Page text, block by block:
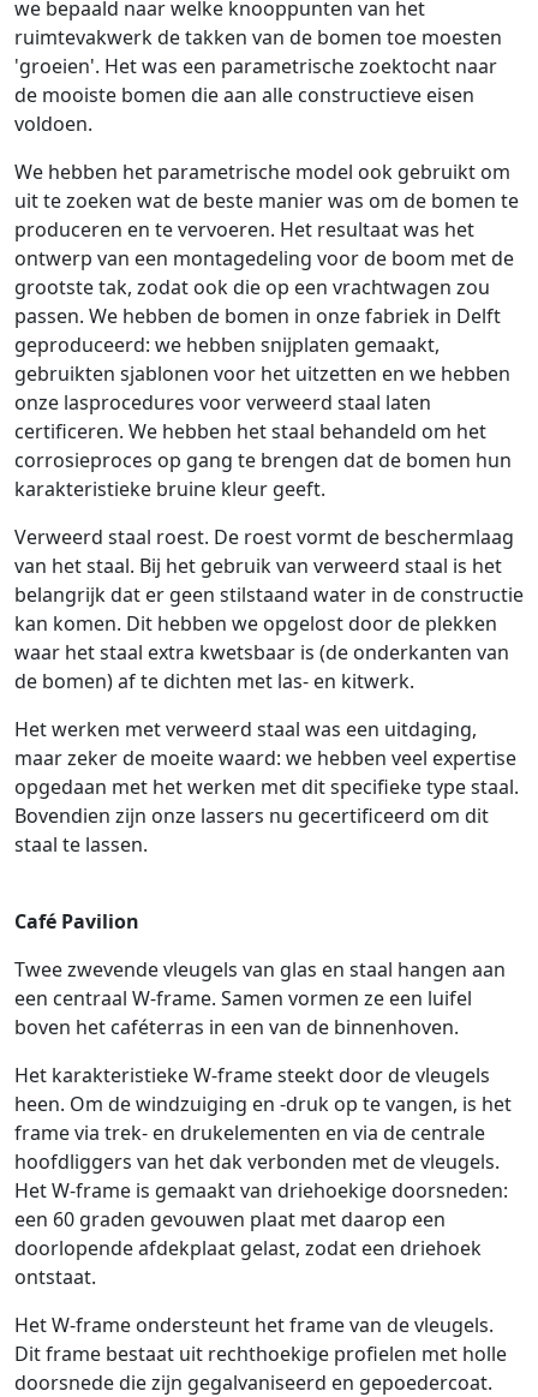
we bepaald naar welke knooppunten van het
ruimtevakwerk de takken van de bomen toe moesten
'groeien'. Het was een parametrische zoektocht naar
de mooiste bomen die aan alle constructieve eisen
voldoen.
We hebben het parametrische model ook gebruikt om
uit te zoeken wat de beste manier was om de bomen te
produceren en te vervoeren. Het resultaat was het
ontwerp van een montagedeling voor de boom met de
grootste tak, zodat ook die op een vrachtwagen zou
passen. We hebben de bomen in onze fabriek in Delft
geproduceerd: we hebben snijplaten gemaakt,
gebruikten sjablonen voor het uitzetten en we hebben
onze lasprocedures voor verweerd staal laten
certificeren. We hebben het staal behandeld om het
corrosieproces op gang te brengen dat de bomen hun
karakteristieke bruine kleur geeft.
Verweerd staal roest. De roest vormt de beschermlaag
van het staal. Bij het gebruik van verweerd staal is het
belangrijk dat er geen stilstaand water in de constructie
kan komen. Dit hebben we opgelost door de plekken
waar het staal extra kwetsbaar is (de onderkanten van
de bomen) af te dichten met las- en kitwerk.
Het werken met verweerd staal was een uitdaging,
maar zeker de moeite waard: we hebben veel expertise
opgedaan met het werken met dit specifieke type staal.
Bovendien zijn onze lassers nu gecertificeerd om dit
staal te lassen.
Café Pavilion
Twee zwevende vleugels van glas en staal hangen aan
een centraal W-frame. Samen vormen ze een luifel
boven het caféterras in een van de binnenhoven.
Het karakteristieke W-frame steekt door de vleugels
heen. Om de windzuiging en -druk op te vangen, is het
frame via trek- en drukelementen en via de centrale
hoofdliggers van het dak verbonden met de vleugels.
Het W-frame is gemaakt van driehoekige doorsneden:
een 60 graden gevouwen plaat met daarop een
doorlopende afdekplaat gelast, zodat een driehoek
ontstaat.
Het W-frame ondersteunt het frame van de vleugels.
Dit frame bestaat uit rechthoekige profielen met holle
doorsnede die zijn gegalvaniseerd en gepoedercoat.